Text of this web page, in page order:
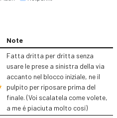
Note
Fatta dritta per dritta senza
usare le prese a sinistra della via
accanto nel blocco iniziale, ne il
pulpito per riposare prima del
finale. (Voi scalatela come volete,
a me é piaciuta molto cosí)